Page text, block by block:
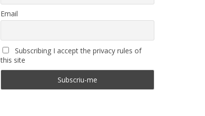
Email
Subscribing I accept the privacy rules of
this site